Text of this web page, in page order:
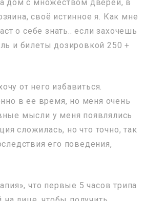
дом с множеством дверей, в
своё истинное я. Как мне
о себе знать.. если захочешь
и билеты дозировкой 250 +
от него избавиться.
в ее время, но меня очень
мысли у меня появлялись
сложилась, но что точно, так
его поведения,
что первые 5 часов трипа